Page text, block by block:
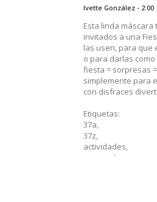
Ivette González - 2:00
Esta linda
invitados a una
las usen, para que
o para darlas
fiesta = sorpresas
simplemente para
con disfraces
Etiquetas:
37a,
37z,
actividades,
carnaval,